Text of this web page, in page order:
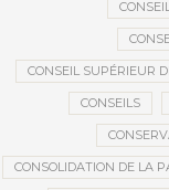
CONSEIL SUPÉRIEUR
CONSEILS
CONSOLIDATION DE LA